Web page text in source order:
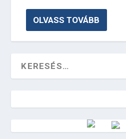
OLVASS TOVÁBB